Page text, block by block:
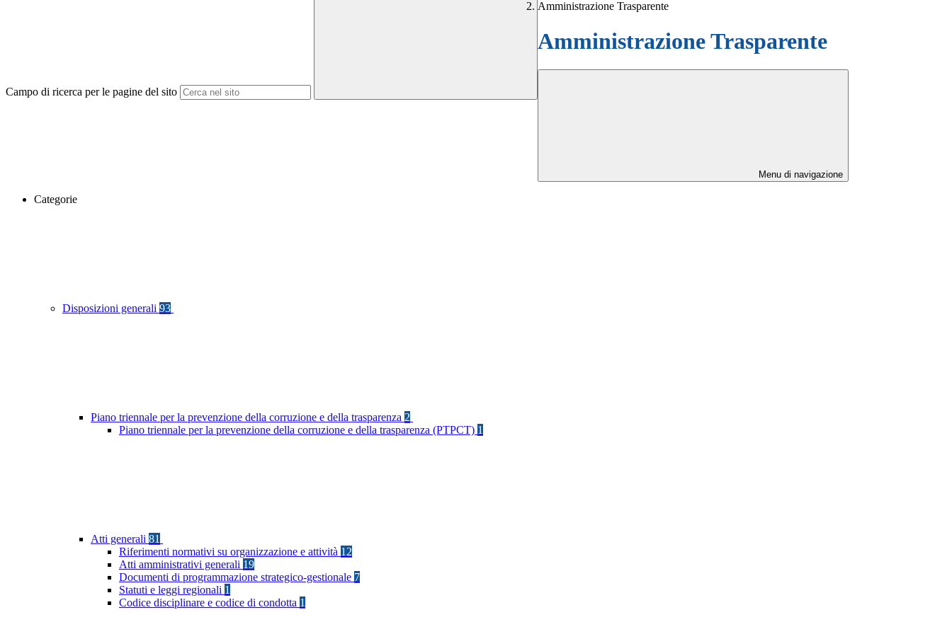
Campo di ricerca per le pagine del sito
Amministrazione Trasparente
Amministrazione Trasparente
Menu di navigazione
Categorie
Disposizioni generali 93
Piano triennale per la prevenzione della corruzione e della trasparenza 2
Piano triennale per la prevenzione della corruzione e della trasparenza (PTPCT) 1
Atti generali 81
Riferimenti normativi su organizzazione e attività 12
Atti amministrativi generali 19
Documenti di programmazione strategico-gestionale 7
Statuti e leggi regionali 1
Codice disciplinare e codice di condotta 1